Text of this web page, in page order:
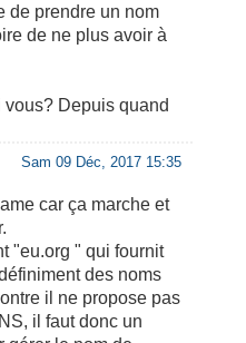
de prendre un nom
de ne plus avoir à
Depuis quand
Sam 09 Déc, 2017 15:35
car ça marche et
"eu.org " qui fournit
des noms
il ne propose pas
il faut donc un